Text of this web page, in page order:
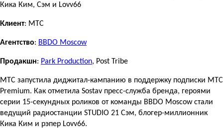
Кика Ким, Сэм и Lovv66
Клиент: МТС
Агентство: BBDO Moscow
Продакшн: Park Production, Post Tribe
МТС запустила диджитал-кампанию в поддержку подписки МТС
Premium. Как отметила Sostav пресс-служба бренда, героями
серии 15-секундных роликов от команды BBDO Moscow стали
ведущий радиостанции STUDIO 21 Сэм, блогер-миллионник
Кика Ким и рэпер Lovv66.